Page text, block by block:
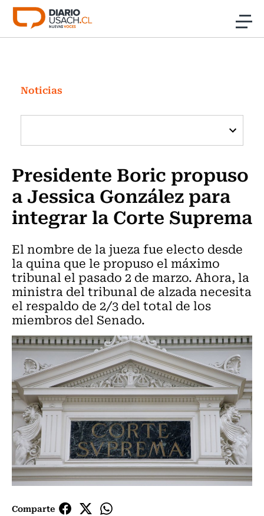
Click acá para ir directamente al contenido
Investigación
Cultura
Programas Radio y TV Usach
Noticias
Presidente Boric propuso
a Jessica González para
integrar la Corte Suprema
El nombre de la jueza fue electo desde
la quina que le propuso el máximo
tribunal el pasado 2 de marzo. Ahora, la
ministra del tribunal de alzada necesita
el respaldo de 2/3 del total de los
miembros del Senado.
Comparte